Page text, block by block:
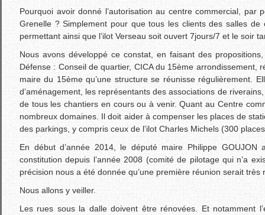
Pourquoi avoir donné l’autorisation au centre commercial,
Grenelle ? Simplement pour que tous les clients des salles
permettant ainsi que l’ilot Verseau soit ouvert 7jours/7 et le soir
Nous avons développé ce constat, en faisant des
Défense : Conseil de quartier, CICA du 15ème
maire du 15ème qu’une structure se réunisse régulièrement.
d’aménagement, les représentants des associations de
de tous les chantiers en cours ou à venir. Quant au Centre
nombreux domaines. Il doit aider à compenser les places de
des parkings, y compris ceux de l’ilot Charles Michels (300
En début d’année 2014, le député maire Philippe
constitution depuis l’année 2008 (comité de pilotage qui n’a
précision nous a été donnée qu’une première réunion serait
Nous allons y veiller.
Les rues sous la dalle doivent être rénovées. Et notamment